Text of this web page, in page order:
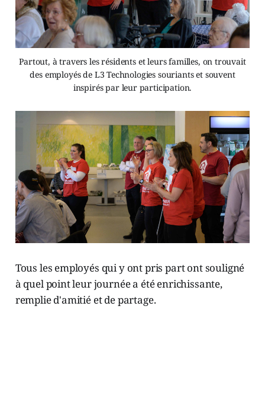
Partout, à travers les résidents et leurs familles, on trouvait
des employés de L3 Technologies souriants et souvent
inspirés par leur participation.
Tous les employés qui y ont pris part ont souligné
à quel point leur journée a été enrichissante,
remplie d'amitié et de partage.